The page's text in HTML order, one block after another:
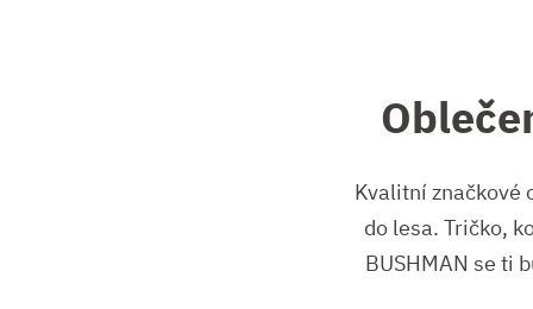
Kvalitní značkové
do lesa. Tričko,
BUSHMAN se ti